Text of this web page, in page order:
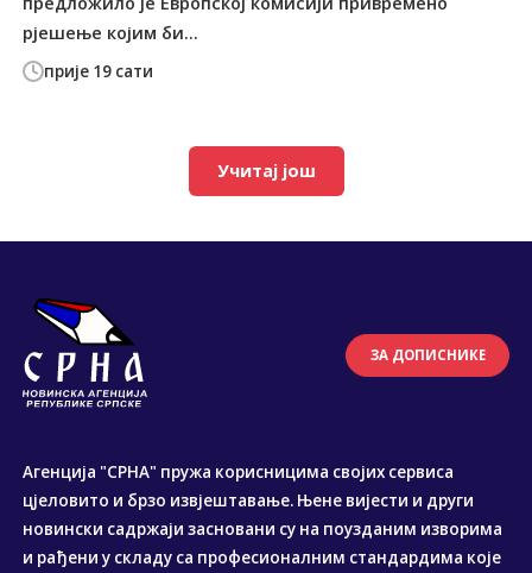
прије 19 сати
рјешење којим би...
Учитај још
ЗА ДОПИСНИКЕ
Агенција "СРНА" пружа корисницима својих сервиса
цјеловито и брзо извјештавање. Њене вијести и други
новински садржаји засновани су на поузданим изворима
и рађени у складу са професионалним стандардима које